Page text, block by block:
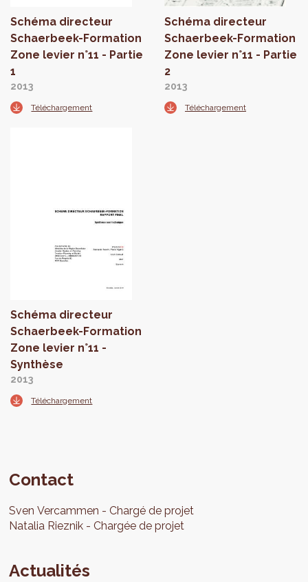
Schéma directeur
Schaerbeek-Formation
Zone levier n°11 - Partie
1
2013
Téléchargement
Schéma directeur
Schaerbeek-Formation
Zone levier n°11 - Partie
2
2013
Téléchargement
Schéma directeur
Schaerbeek-Formation
Zone levier n°11 -
Synthèse
2013
Téléchargement
Contact
Sven Vercammen
Chargé de projet
Natalia Rieznik Chargée de projet
Actualités